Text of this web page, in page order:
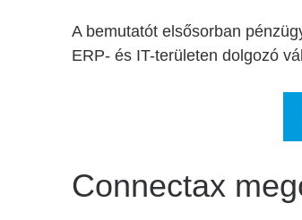
A bemutatót elsősorban
ERP- és IT-területen dolgozó
Connectax